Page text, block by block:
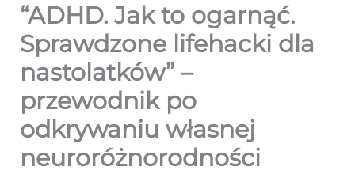
“ADHD. Jak to ogarnąć.
Sprawdzone lifehacki dla
nastolatków” –
przewodnik po
odkrywaniu własnej
neuroróżnorodności